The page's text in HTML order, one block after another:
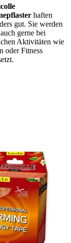
haften
gut. Sie werden
gerne bei
Aktivitäten wie
oder Fitness